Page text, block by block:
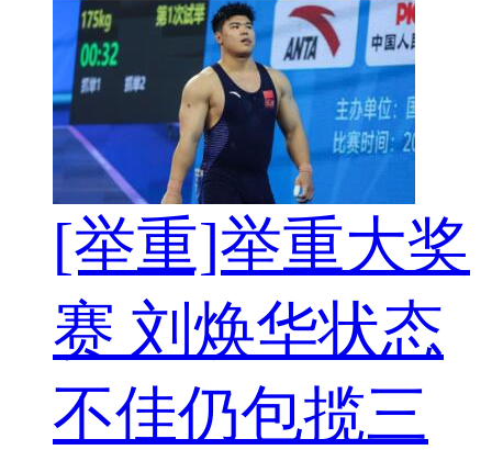
[举重]举重大奖
赛 刘焕华状态
不佳仍包揽三